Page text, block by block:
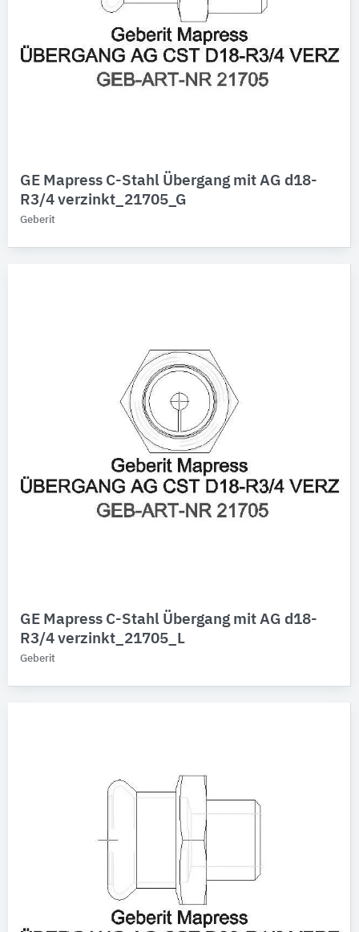
GE Mapress C-Stahl Übergang mit AG d18-
R3/4 verzinkt_21705_G
Geberit
GE Mapress C-Stahl Übergang mit AG d18-
R3/4 verzinkt_21705_L
Geberit